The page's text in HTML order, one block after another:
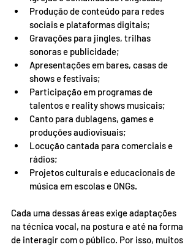
Produção de conteúdo para redes
sociais e plataformas digitais;
Gravações para jingles, trilhas
sonoras e publicidade;
Apresentações em bares, casas de
shows e festivais;
Participação em programas de
talentos e reality shows musicais;
Canto para dublagens, games e
produções audiovisuais;
Locução cantada para comerciais e
rádios;
Projetos culturais e educacionais de
música em escolas e ONGs.
Cada uma dessas áreas exige adaptações
na técnica vocal, na postura e até na forma
de interagir com o público. Por isso, muitos